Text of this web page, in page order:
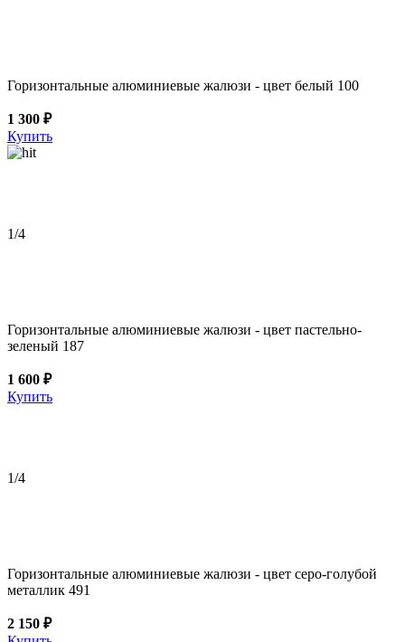
Горизонтальные алюминиевые жалюзи - цвет белый 100
1 300 ₽
Купить
1/4
Горизонтальные алюминиевые жалюзи - цвет пастельно-
зеленый 187
1 600 ₽
Купить
1/4
Горизонтальные алюминиевые жалюзи - цвет серо-голубой
металлик 491
2 150 ₽